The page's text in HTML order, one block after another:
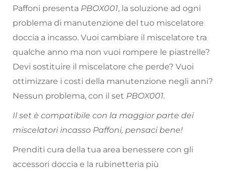
Paffoni presenta PBOX001, la soluzione ad ogni
problema di manutenzione del tuo miscelatore
doccia a incasso. Vuoi cambiare il miscelatore tra
qualche anno ma non vuoi rompere le piastrelle?
Devi sostituire il miscelatore che perde? Vuoi
ottimizzare i costi della manutenzione negli anni?
Nessun problema, con il set PBOX001.
Il set è compatibile con la maggior parte dei
miscelatori incasso Paffoni, pensaci bene!
Prenditi cura della tua area benessere con gli
accessori doccia e la rubinetteria più